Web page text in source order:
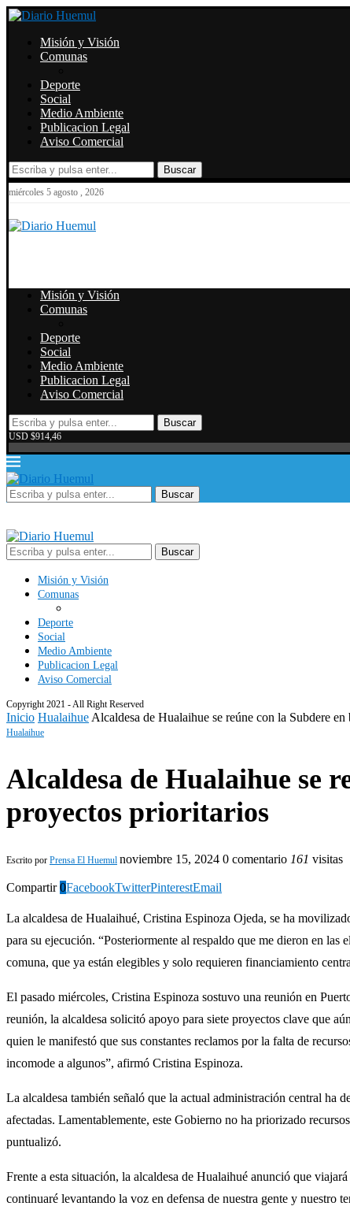
Misión y Visión
Comunas
Deporte
Social
Medio Ambiente
Publicacion Legal
Aviso Comercial
Buscar
miércoles 5 agosto , 2026
Misión y Visión
Comunas
Deporte
Social
Medio Ambiente
Publicacion Legal
Aviso Comercial
Buscar
USD $914,46
Buscar
Buscar
Misión y Visión
Comunas
Deporte
Social
Medio Ambiente
Publicacion Legal
Aviso Comercial
Copyright 2021 - All Right Reserved
Inicio Hualaihue Alcaldesa de Hualaihue se reúne con la Subdere
Hualaihue
Alcaldesa de Hualaihue se
proyectos prioritarios
Escrito por Prensa El Huemul noviembre 15, 2024 0 comentario 161 visitas
Compartir 0FacebookTwitterPinterestEmail
La alcaldesa de Hualaihué, Cristina Espinoza Ojeda, se ha
para su ejecución. “Posteriormente al respaldo que me dieron en las
comuna, que ya están elegibles y solo requieren financiamiento
El pasado miércoles, Cristina Espinoza sostuvo una reunión en
reunión, la alcaldesa solicitó apoyo para siete proyectos clave que
quien le manifestó que sus constantes reclamos por la falta de
incomode a algunos”, afirmó Cristina Espinoza.
La alcaldesa también señaló que la actual administración central ha
afectadas. Lamentablemente, este Gobierno no ha priorizado
puntualizó.
Frente a esta situación, la alcaldesa de Hualaihué anunció que
continuaré levantando la voz en defensa de nuestra gente y nuestro